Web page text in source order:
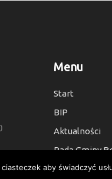
Menu
Start
BIP
Aktualności
Rada Gminy
Kontakt
aby świadczyć